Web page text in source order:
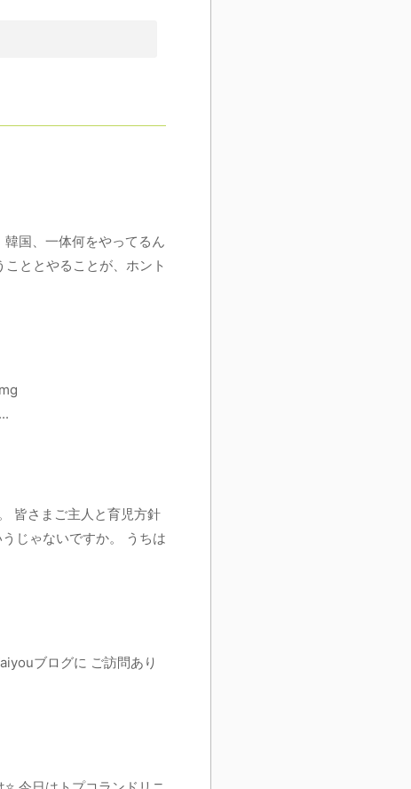
国、一体何をやってるん
ととやることが、ホント
皆さまご主人と育児方針
じゃないですか。 うちは
ブログに ご訪問あり